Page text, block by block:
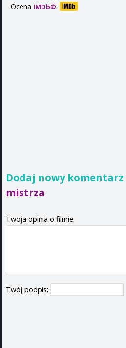
Ocena IMDb©:
Dodaj nowy komentarz
mistrza
Twoja opinia o filmie:
Twój podpis: